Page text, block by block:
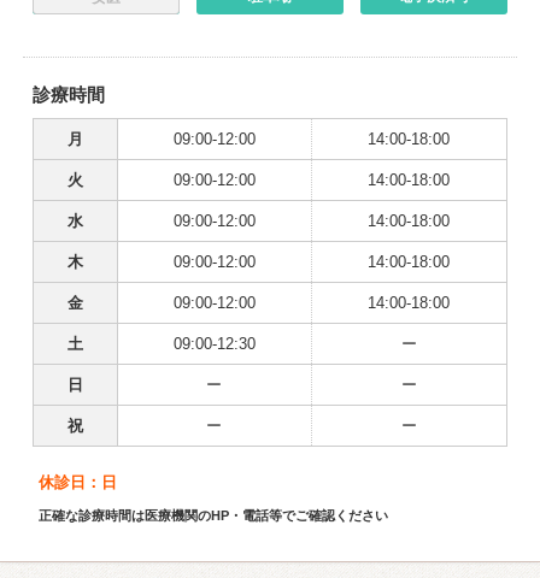
診療時間
月 09:00-12:00 14:00-18:00
火 09:00-12:00 14:00-18:00
水 09:00-12:00 14:00-18:00
木 09:00-12:00 14:00-18:00
金 09:00-12:00 14:00-18:00
土 09:00-12:30 ー
日 ー ー
祝 ー ー
休診日：日
正確な診療時間は医療機関のHP・電話等でご確認ください